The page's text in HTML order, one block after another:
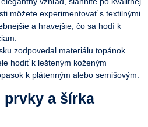
môžete experimentovať s textilnými
a hravejšie, čo sa hodí k
zodpovedal materiálu topánok.
hodiť k lešteným koženým
k plátenným alebo semišovým.
prvky a šírka